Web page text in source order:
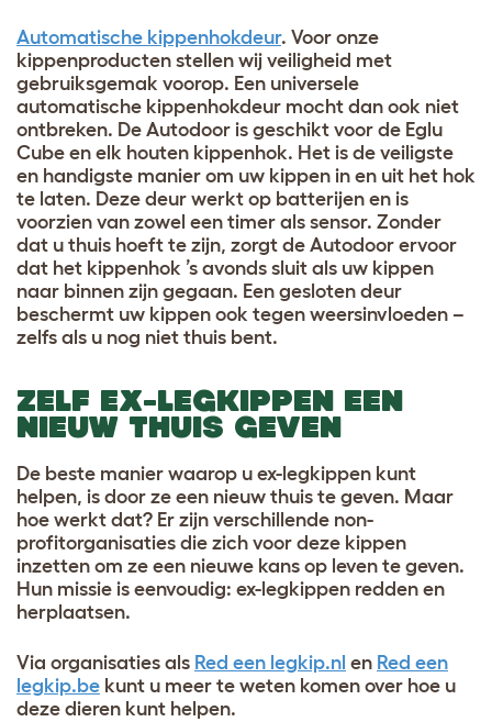
Automatische kippenhokdeur. Voor onze
kippenproducten stellen wij veiligheid met
gebruiksgemak voorop. Een universele
automatische kippenhokdeur mocht dan ook niet
ontbreken. De Autodoor is geschikt voor de Eglu
Cube en elk houten kippenhok. Het is de veiligste
en handigste manier om uw kippen in en uit het hok
te laten. Deze deur werkt op batterijen en is
voorzien van zowel een timer als sensor. Zonder
dat u thuis hoeft te zijn, zorgt de Autodoor ervoor
dat het kippenhok ’s avonds sluit als uw kippen
naar binnen zijn gegaan. Een gesloten deur
beschermt uw kippen ook tegen weersinvloeden –
zelfs als u nog niet thuis bent.
ZELF EX-LEGKIPPEN EEN
NIEUW THUIS GEVEN
De beste manier waarop u ex-legkippen kunt
helpen, is door ze een nieuw thuis te geven. Maar
hoe werkt dat? Er zijn verschillende non-
profitorganisaties die zich voor deze kippen
inzetten om ze een nieuwe kans op leven te geven.
Hun missie is eenvoudig: ex-legkippen redden en
herplaatsen.
Via organisaties als Red een legkip.nl en Red een
legkip.be kunt u meer te weten komen over hoe u
deze dieren kunt helpen.